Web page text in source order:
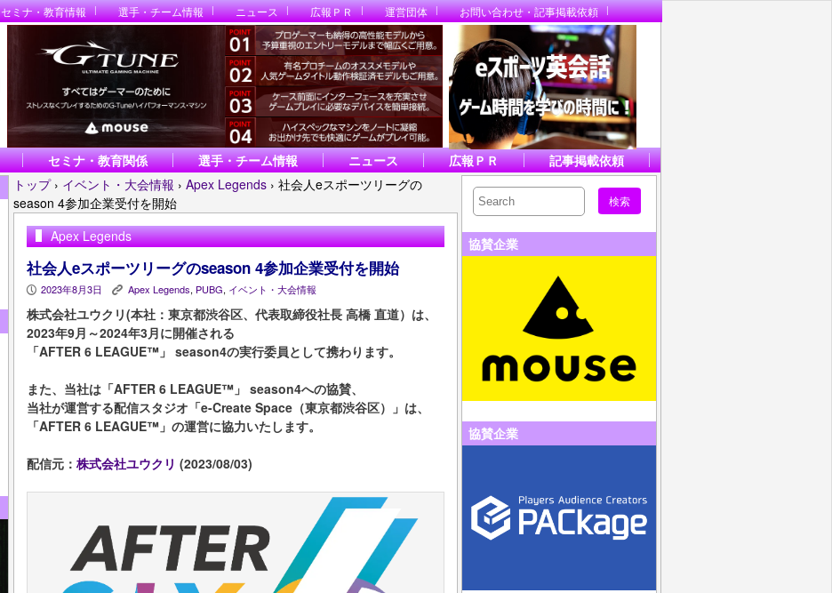
セミナ・教育情報 選手・チーム情報 ニュース 広報ＰＲ 運営団体 お問い合わせ・記事掲載依頼
セミナ・教育関係 選手・チーム情報 ニュース 広報ＰＲ
記事掲載依頼
トップ › イベント・大会情報 › Apex Legends › 社会人eスポーツリーグの
season 4参加企業受付を開始
Apex Legends
社会人eスポーツリーグのseason 4参加企業受付を開始
P 2023年8月3日 K Apex Legends, PUBG, イベント・大会情報
株式会社ユウクリ(本社：東京都渋谷区、代表取締役社長 高橋 直道）は、
2023年9月～2024年3月に開催される
「AFTER 6 LEAGUE™」 season4の実行委員として携わります。
また、当社は「AFTER 6 LEAGUE™」 season4への協賛、
当社が運営する配信スタジオ「e-Create Space（東京都渋谷区）」は、
「AFTER 6 LEAGUE™」の運営に協力いたします。
配信元： 株式会社ユウクリ (2023/08/03)
協賛企業
協賛企業